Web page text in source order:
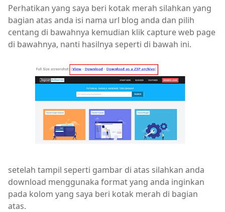
Perhatikan yang saya beri kotak merah silahkan yang
bagian atas anda isi nama url blog anda dan pilih
centang di bawahnya kemudian klik capture web page
di bawahnya, nanti hasilnya seperti di bawah ini.
setelah tampil seperti gambar di atas silahkan anda
download menggunaka format yang anda inginkan
pada kolom yang saya beri kotak merah di bagian
atas.